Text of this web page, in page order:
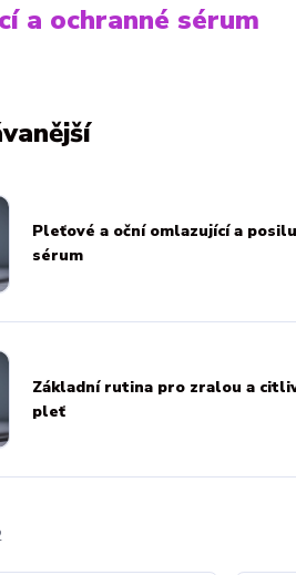
a ochranné sérum
Pleťové a oční omlazující a
sérum
Základní rutina pro zralou a
pleť